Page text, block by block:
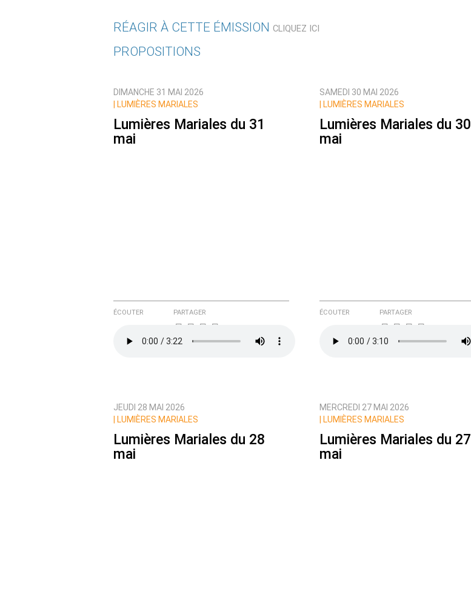
RÉAGIR À CETTE ÉMISSION CLIQUEZ ICI
Nom
Prévenez-moi de tous les nouveaux commentaires de cette discussion par email
PROPOSITIONS
DIMANCHE 31 MAI 2026
LUMIÈRES MARIALES
Lumières Mariales du 31
mai
ÉCOUTER PARTAGER
SAMEDI 30 MAI 2026
LUMIÈRES MARIALES
Lumières Mariales du 30
mai
ÉCOUTER PARTAGER
JEUDI 28 MAI 2026
LUMIÈRES MARIALES
Lumières Mariales du 28
mai
MERCREDI 27 MAI 2026
LUMIÈRES MARIALES
Lumières Mariales du 27
mai